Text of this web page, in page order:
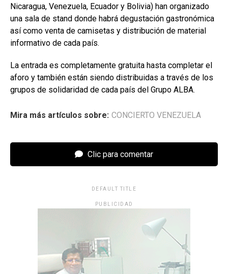
Nicaragua, Venezuela, Ecuador y Bolivia) han organizado
una sala de stand donde habrá degustación gastronómica
así como venta de camisetas y distribución de material
informativo de cada país.
La entrada es completamente gratuita hasta completar el
aforo y también están siendo distribuidas a través de los
grupos de solidaridad de cada país del Grupo ALBA.
Mira más artículos sobre: CONCIERTO VENEZUELA
Clic para comentar
DEFAULT TITLE
PUBLICIDAD